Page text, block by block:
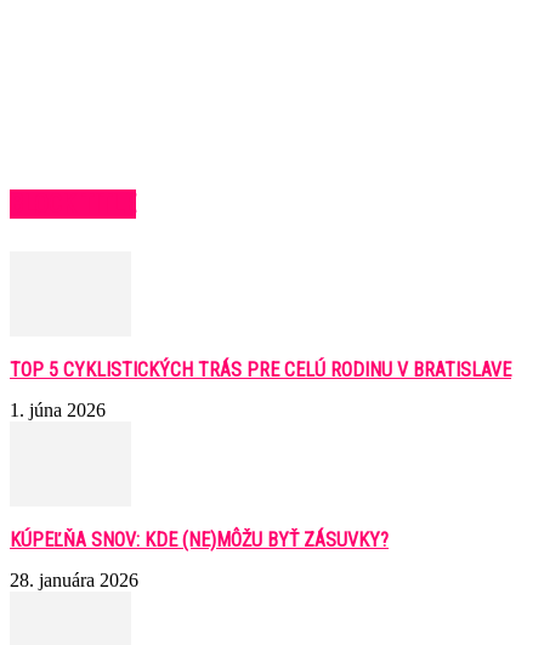
TOP 5 CYKLISTICKÝCH TRÁS PRE CELÚ RODINU V BRATISLAVE
1. júna 2026
KÚPEĽŇA SNOV: KDE (NE)MÔŽU BYŤ ZÁSUVKY?
28. januára 2026